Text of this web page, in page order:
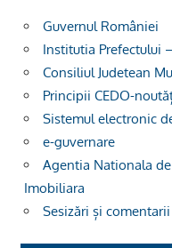
Guvernul României
Institutia Prefectului
Consiliul Judetean
Principii CEDO-
Sistemul electronic
e-guvernare
Agentia Nationala
Imobiliara
Sesizări și comentarii